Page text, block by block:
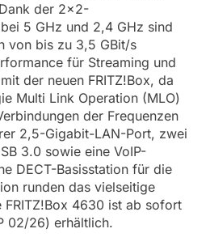
der 2×2-
5 GHz und 2,4 GHz sind
von bis zu 3,5 GBit/s
für Streaming und
der neuen FRITZ!Box, da
Multi Link Operation (MLO)
der Frequenzen
2,5-Gigabit-LAN-Port, zwei
3.0 sowie eine VoIP-
DECT-Basisstation für die
runden das vielseitige
4630 ist ab sofort
02/26) erhältlich.